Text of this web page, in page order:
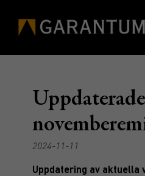
2024-11-11
Uppdatering av